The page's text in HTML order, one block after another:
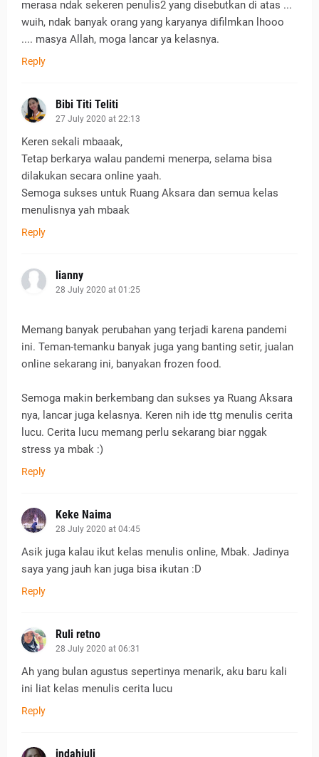
merasa ndak sekeren penulis2 yang disebutkan di atas ...
wuih, ndak banyak orang yang karyanya difilmkan lhooo
.... masya Allah, moga lancar ya kelasnya.
Reply
Bibi Titi Teliti
27 July 2020 at 22:13
Keren sekali mbaaak,
Tetap berkarya walau pandemi menerpa, selama bisa
dilakukan secara online yaah.
Semoga sukses untuk Ruang Aksara dan semua kelas
menulisnya yah mbaak
Reply
lianny
28 July 2020 at 01:25
Memang banyak perubahan yang terjadi karena pandemi
ini. Teman-temanku banyak juga yang banting setir, jualan
online sekarang ini, banyakan frozen food.
Semoga makin berkembang dan sukses ya Ruang Aksara
nya, lancar juga kelasnya. Keren nih ide ttg menulis cerita
lucu. Cerita lucu memang perlu sekarang biar nggak
stress ya mbak :)
Reply
Keke Naima
28 July 2020 at 04:45
Asik juga kalau ikut kelas menulis online, Mbak. Jadinya
saya yang jauh kan juga bisa ikutan :D
Reply
Ruli retno
28 July 2020 at 06:31
Ah yang bulan agustus sepertinya menarik, aku baru kali
ini liat kelas menulis cerita lucu
Reply
indahjuli